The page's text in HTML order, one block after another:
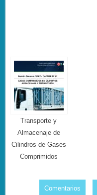
Transporte y
Almacenaje de
Cilindros de Gases
Comprimidos
Comentarios